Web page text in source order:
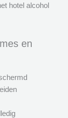
hotel alcohol
en